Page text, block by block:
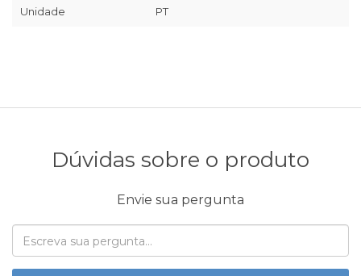
Unidade PT
Dúvidas sobre o produto
Envie sua pergunta